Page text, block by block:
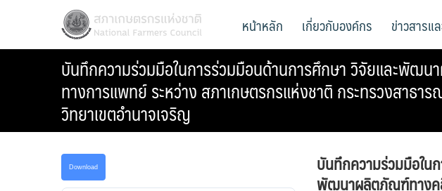
สภาเกษตรกรแห่งชาติ
National Farmers Council หน้าหลัก เกี่ยวกับองค์กร ข่าวสารแ
บันทึกความร่วมมือในการร่วมมือนด้านการศึกษา วิจัยและพัฒ
ทางการแพทย์ ระหว่าง สภาเกษตรกรแห่งชาติ กระทรวงสาธ
วิทยาเขตอำนาจเจริญ
Download บันทึกความร่วมมือใน
พัฒนาผลิตภัณฑ์ทางค